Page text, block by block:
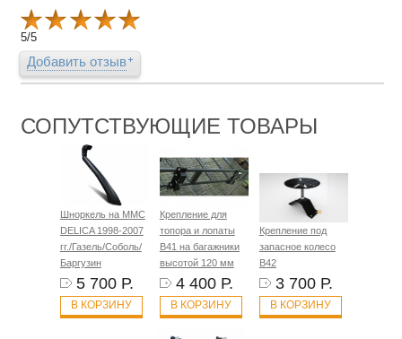
5/5
Добавить отзыв
СОПУТСТВУЮЩИЕ ТОВАРЫ
Шноркель на MMC
DELICA 1998-2007
гг./Газель/Соболь/
Баргузин
5 700 Р.
В КОРЗИНУ
Крепление для
топора и лопаты
B41 на багажники
высотой 120 мм
4 400 Р.
В КОРЗИНУ
Крепление под
запасное колесо
B42
3 700 Р.
В КОРЗИНУ